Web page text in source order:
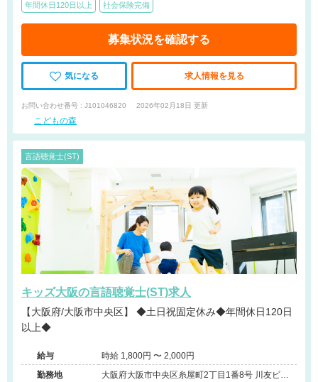
年間休日120日以上 社会保険完備
募集状況を確認する
気になる 求人情報を見る
お問い合わせ番号 : J101046820 2026年02月18日 更新
こどもの森
言語聴覚士(ST)
キッズ大阪の言語聴覚士(ST)求人
【大阪府/大阪市中央区】 ◆土日祝固定休み◆年間休日120日
以上◆
給与
時給 1,800円 〜 2,000円
勤務地
大阪府大阪市中央区糸屋町2丁目1番8号 川友ビル4